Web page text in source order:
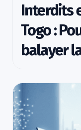
Interdits
Togo :
balayer